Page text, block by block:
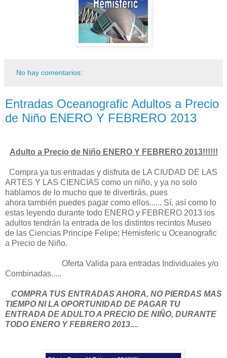
No hay comentarios:
Entradas Oceanografic Adultos a Precio
de Niño ENERO Y FEBRERO 2013
Adulto a Precio de Niño ENERO Y FEBRERO 2013!!!!!!
Compra ya tus entradas y disfruta de LA CIUDAD DE LAS
ARTES Y LAS CIENCIAS como un niño, y ya no solo
hablamos de lo mucho que te divertirás, pues
ahora también puedes pagar como ellos...... Sí, así como lo
estas leyendo durante todo ENERO y FEBRERO 2013 los
adultos tendrán la entrada de los distintos recintos Museo
de las Ciencias Principe Felipe; Hemisferic u Oceanografic
a Precio de Niño.
Oferta Valida para entradas Individuales y/o
Combinadas.....
COMPRA TUS ENTRADAS AHORA, NO PIERDAS MAS
TIEMPO NI LA OPORTUNIDAD DE PAGAR TU
ENTRADA DE ADULTO A PRECIO DE NIÑO, DURANTE
TODO ENERO Y FEBRERO 2013....